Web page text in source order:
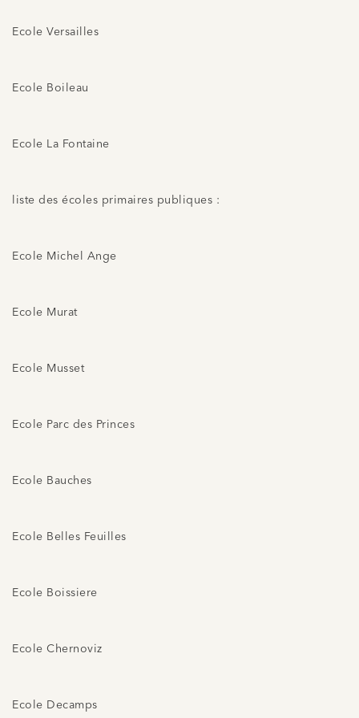
Ecole Versailles
Ecole Boileau
Ecole La Fontaine
liste des écoles primaires publiques :
Ecole Michel Ange
Ecole Murat
Ecole Musset
Ecole Parc des Princes
Ecole Bauches
Ecole Belles Feuilles
Ecole Boissiere
Ecole Chernoviz
Ecole Decamps